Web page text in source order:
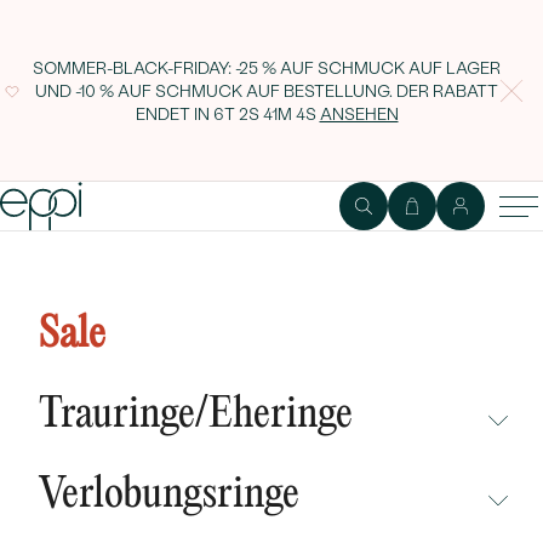
SOMMER-BLACK-FRIDAY: -25 % AUF SCHMUCK AUF LAGER
UND -10 % AUF SCHMUCK AUF BESTELLUNG. DER RABATT
ENDET IN 6T 2S 41M 3S ANSEHEN
Sale
Trauringe/Eheringe
NEUHEITEN
Verlobungsringe
eisblauem Topasen Andela